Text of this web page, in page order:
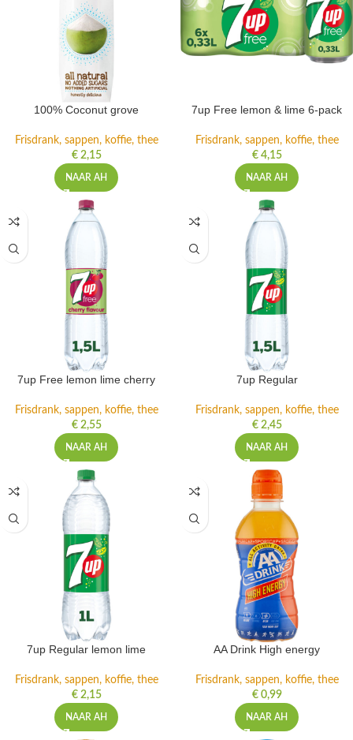
100% Coconut grove
Frisdrank, sappen, koffie, thee
€2,15
NAAR AH
7up Free lemon & lime 6-pack
Frisdrank, sappen, koffie, thee
€4,15
NAAR AH
7up Free lemon lime cherry
Frisdrank, sappen, koffie, thee
€2,55
NAAR AH
7up Regular
Frisdrank, sappen, koffie, thee
€2,45
NAAR AH
7up Regular lemon lime
Frisdrank, sappen, koffie, thee
€2,15
NAAR AH
AA Drink High energy
Frisdrank, sappen, koffie, thee
€0,99
NAAR AH